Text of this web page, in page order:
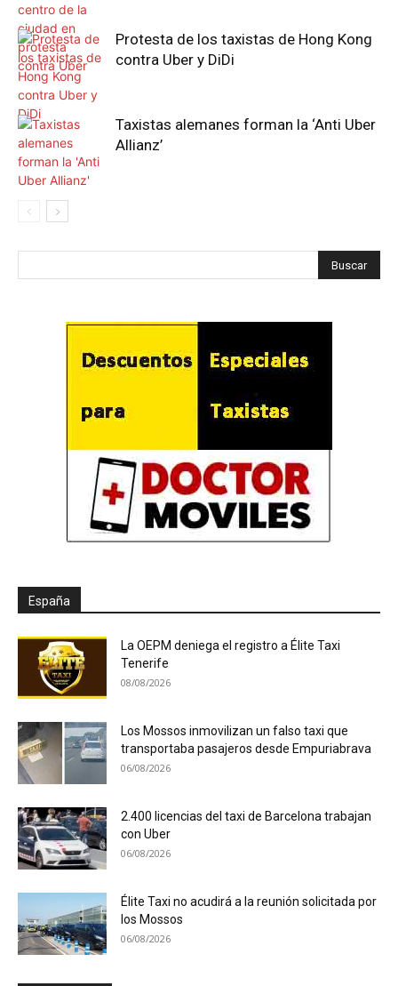
Protesta de los taxistas de Hong Kong
contra Uber y DiDi
Taxistas alemanes forman la ‘Anti Uber
Allianz’
España
La OEPM deniega el registro a Élite Taxi
Tenerife
08/08/2026
Los Mossos inmovilizan un falso taxi que
transportaba pasajeros desde Empuriabrava
06/08/2026
2.400 licencias del taxi de Barcelona trabajan
con Uber
06/08/2026
Élite Taxi no acudirá a la reunión solicitada por
los Mossos
06/08/2026